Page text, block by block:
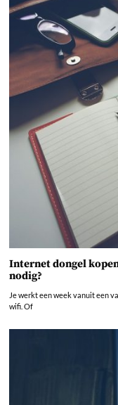
Internet dongel
nodig?
Je werkt een week vanuit een
wifi. Of